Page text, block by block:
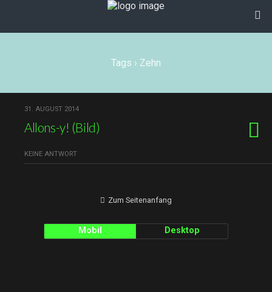
Tags › Zehn
31. AUGUST 2014
Allons-y! (Bild)
KEINE ANTWORT
Zum Seitenanfang
Mobil Desktop